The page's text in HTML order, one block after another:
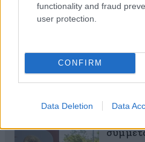
functionality and fraud
user protection.
CONFIRM
Data Deletion Data